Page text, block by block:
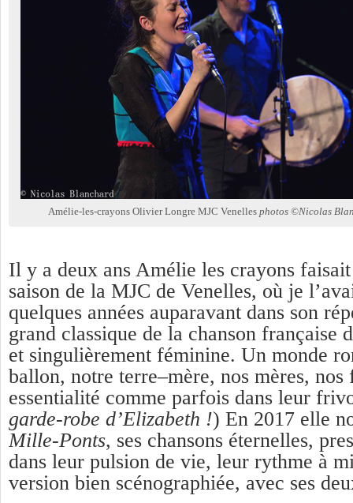
Amélie-les-crayons Olivier Longre MJC Venelles photos ©Nicolas
Il y a deux ans Amélie les crayons
saison de la MJC de Venelles, où je
quelques années auparavant dans son
grand classique de la chanson française
et singulièrement féminine. Un monde
ballon, notre terre–mère, nos mères, nos
essentialité comme parfois dans leur
garde-robe d’Elizabeth !) En 2017 elle
Mille-Ponts, ses chansons éternelles,
dans leur pulsion de vie, leur rythme à
version bien scénographiée, avec ses